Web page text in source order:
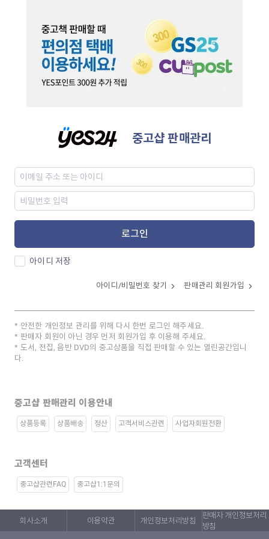
중고샵 판매관리
로그인
아이디 저장
아이디/비밀번호 찾기 판매관리 회원가입
안전한 개인정보 관리를 위해 다시 한번 로그인 해주세요.
판매자 회원이 아닌 경우 먼저 회원가입 후 이용해 주세요.
도서, 전집, 음반 DVD의 중고상품을 직접 판매할 수 있는 열린공간입니
다.
중고샵 판매관리 이용안내
상품등록 상품배송 정산 고객서비스관련 사업자회원전환
고객센터
중고샵관련FAQ 중고샵1:1문의
회사소개 이용약관 개인정보처리방침
판매자 개인정보처리
방침